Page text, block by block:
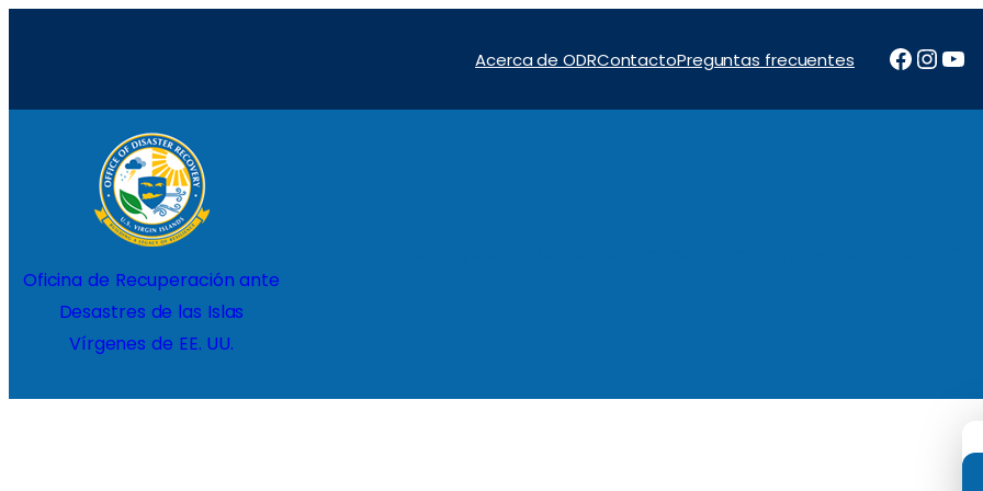
Acerca de ODRContactoPreguntas frecuentes
Oficina de Recuperación ante
Desastres de las Islas
Vírgenes de EE. UU.